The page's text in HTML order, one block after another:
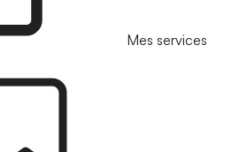
Mes services